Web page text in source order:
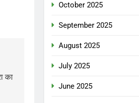
का
October 2025
September 2025
August 2025
July 2025
June 2025